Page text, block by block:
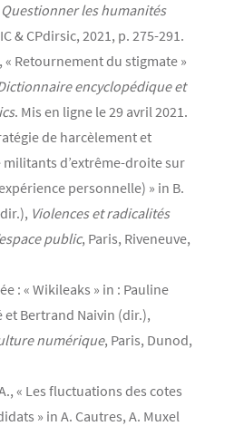
Questionner les humanités
& CPdirsic, 2021, p. 275-291.
Retournement du stigmate »
encyclopédique et
. Mis en ligne le 29 avril 2021.
de harcèlement et
d’extrême-droite sur
personnelle) » in B.
Violences et radicalités
public, Paris, Riveneuve,
: « Wikileaks » in : Pauline
et Bertrand Naivin (dir.),
numérique, Paris, Dunod,
« Les fluctuations des cotes
» in A. Cautres, A. Muxel